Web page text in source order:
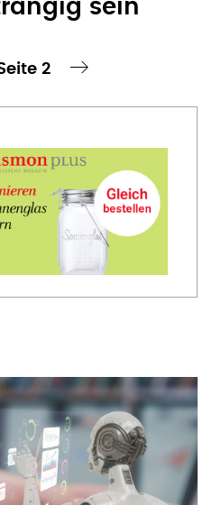
sein
2
›